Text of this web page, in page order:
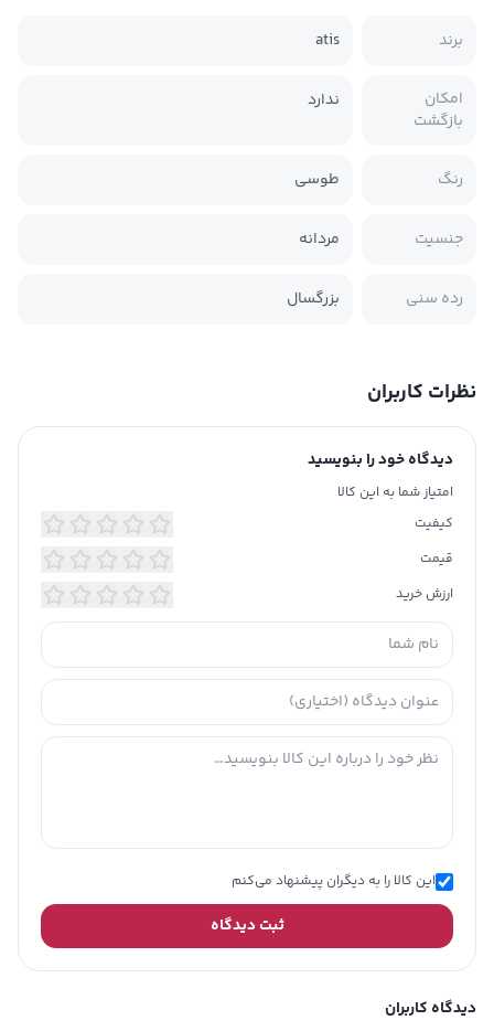
برند atis
امکان
بازگشت
ندارد
رنگ طوسي
جنسیت مردانه
رده سنی بزرگسال
نظرات کاربران
دیدگاه خود را بنویسید
امتیاز شما به این کالا
کیفیت
قیمت
ارزش خرید
این کالا را به دیگران پیشنهاد می‌کنم
ثبت دیدگاه
دیدگاه کاربران